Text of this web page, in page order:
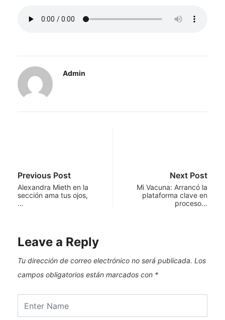
Admin
Previous Post
Alexandra Mieth en la
sección ama tus ojos,
…
Next Post
Mi Vacuna: Arrancó la
plataforma clave en
proceso…
Leave a Reply
Tu dirección de correo electrónico no será publicada. Los
campos obligatorios están marcados con *